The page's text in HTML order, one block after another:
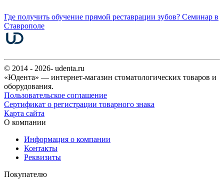
Где получить обучение прямой реставрации зубов? Семинар в
Ставрополе
© 2014 - 2026- udenta.ru
«Юдента» — интернет-магазин стоматологических товаров и
оборудования.
Пользовательское соглашение
Сертификат о регистрации товарного знака
Карта сайта
О компании
Информация о компании
Контакты
Реквизиты
Покупателю